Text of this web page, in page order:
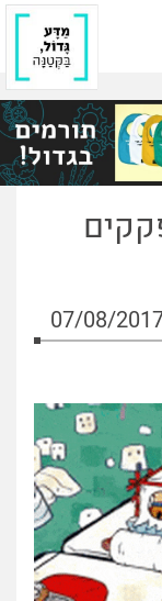
07/08/